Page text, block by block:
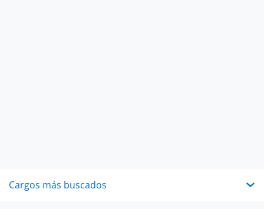
Cargos más buscados